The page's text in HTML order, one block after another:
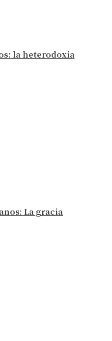
la heterodoxia
La gracia